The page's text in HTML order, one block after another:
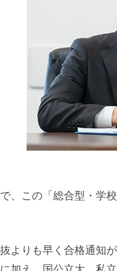
、この「総合型・学
抜よりも早く合格通知